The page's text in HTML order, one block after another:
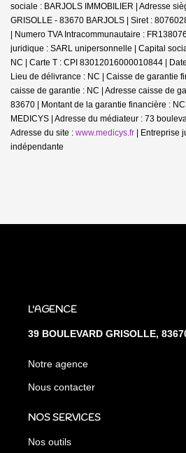
sociale : BARJOLS IMMOBILIER | Adresse
GRISOLLE - 83670 BARJOLS | Siret :
| Numero TVA Intracommunautaire :
juridique : SARL unipersonnelle | Capital
NC | Carte T : CPI 83012016000010844 |
Lieu de délivrance : NC | Caisse de garantie
caisse de garantie : NC | Adresse caisse de
83670 | Montant de la garantie financière :
MEDICYS | Adresse du médiateur : 73
Adresse du site : www.medicys.fr | Entreprise
indépendante
L'AGENCE
39 BOULEVARD GRISOLLE,
Notre agence
Nous contacter
NOS SERVICES
Nos outils